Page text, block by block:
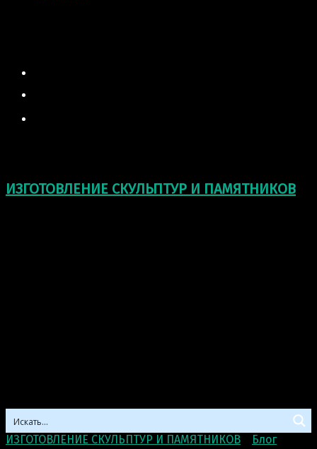
ИЗГОТОВЛЕНИЕ СКУЛЬПТУР И ПАМЯТНИКОВ
ИЗГОТОВЛЕНИЕ СКУЛЬПТУР И ПАМЯТНИКОВ Блог>